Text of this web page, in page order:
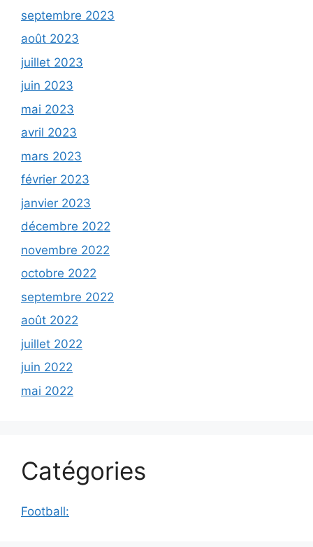
septembre 2023
août 2023
juillet 2023
juin 2023
mai 2023
avril 2023
mars 2023
février 2023
janvier 2023
décembre 2022
novembre 2022
octobre 2022
septembre 2022
août 2022
juillet 2022
juin 2022
mai 2022
Catégories
Football: